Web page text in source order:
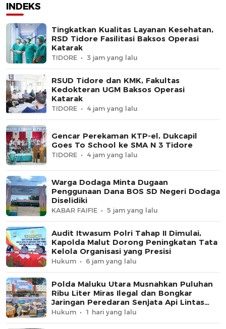
INDEKS
Tingkatkan Kualitas Layanan Kesehatan,
RSD Tidore Fasilitasi Baksos Operasi
Katarak
TIDORE 3 jam yang lalu
RSUD Tidore dan KMK, Fakultas
Kedokteran UGM Baksos Operasi
Katarak
TIDORE 4 jam yang lalu
Gencar Perekaman KTP-el, Dukcapil
Goes To School ke SMA N 3 Tidore
TIDORE 4 jam yang lalu
Warga Dodaga Minta Dugaan
Penggunaan Dana BOS SD Negeri Dodaga
Diselidiki
KABAR FAIFIE 5 jam yang lalu
Audit Itwasum Polri Tahap II Dimulai,
Kapolda Malut Dorong Peningkatan Tata
Kelola Organisasi yang Presisi
Hukum 6 jam yang lalu
Polda Maluku Utara Musnahkan Puluhan
Ribu Liter Miras Ilegal dan Bongkar
Jaringan Peredaran Senjata Api Lintas
Negara
Hukum 1 hari yang lalu